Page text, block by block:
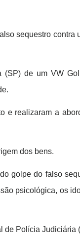
sequestro contra
(SP) de um VW
e realizaram a
dos bens.
golpe do falso
psicológica, os
de Polícia Judiciária